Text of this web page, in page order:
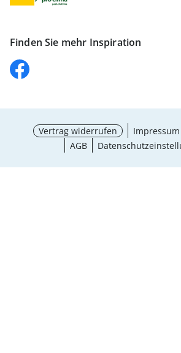
Finden Sie mehr Inspiration
Vertrag widerrufen Impressum
AGB